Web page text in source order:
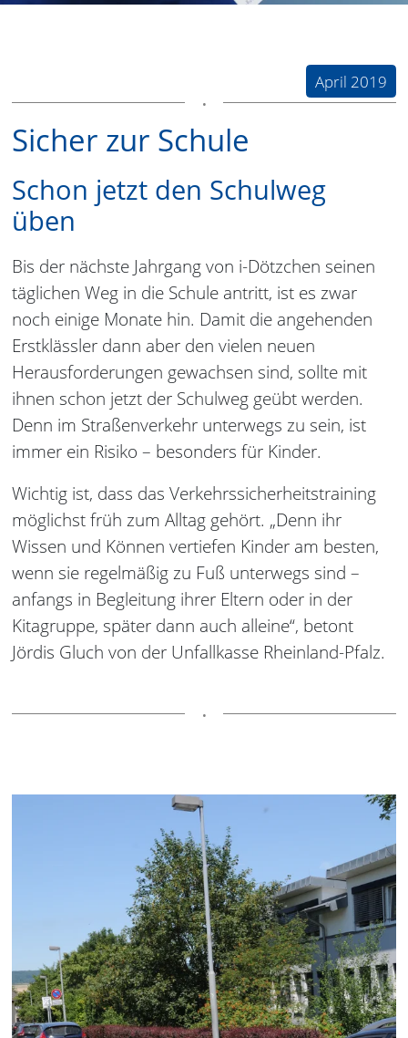
April 2019
Sicher zur Schule
Schon jetzt den Schulweg
üben
Bis der nächste Jahrgang von i-Dötzchen seinen
täglichen Weg in die Schule antritt, ist es zwar
noch einige Monate hin. Damit die angehenden
Erstklässler dann aber den vielen neuen
Herausforderungen gewachsen sind, sollte mit
ihnen schon jetzt der Schulweg geübt werden.
Denn im Straßenverkehr unterwegs zu sein, ist
immer ein Risiko – besonders für Kinder.
Wichtig ist, dass das Verkehrssicherheitstraining
möglichst früh zum Alltag gehört. „Denn ihr
Wissen und Können vertiefen Kinder am besten,
wenn sie regelmäßig zu Fuß unterwegs sind –
anfangs in Begleitung ihrer Eltern oder in der
Kitagruppe, später dann auch alleine“, betont
Jördis Gluch von der Unfallkasse Rheinland-Pfalz.